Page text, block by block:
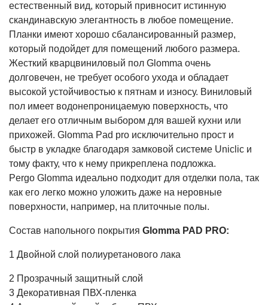
естественный вид, который привносит истинную
скандинавскую элегантность в любое помещение.
Планки имеют хорошо сбалансированный размер,
который подойдет для помещений любого размера.
Жесткий кварцвиниловый пол Glomma очень
долговечен, не требует особого ухода и обладает
высокой устойчивостью к пятнам и износу. Виниловый
пол имеет водонепроницаемую поверхность, что
делает его отличным выбором для вашей кухни или
прихожей. Glomma Pad pro исключительно прост и
быстр в укладке благодаря замковой системе Uniclic и
тому факту, что к нему прикреплена подложка.
Pergo Glomma идеально подходит для отделки пола, так
как его легко можно уложить даже на неровные
поверхности, например, на плиточные полы.
Состав напольного покрытия Glomma PAD PRO:
1 Двойной слой полиуретанового лака
2 Прозрачный защитный слой
3 Декоративная ПВХ-пленка